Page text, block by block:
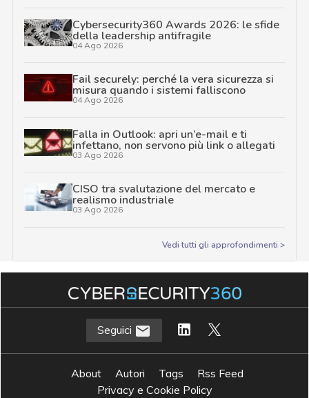
Cybersecurity360 Awards 2026: le sfide
della leadership antifragile
04 Ago 2026
Fail securely: perché la vera sicurezza si
misura quando i sistemi falliscono
04 Ago 2026
Falla in Outlook: apri un’e-mail e ti
infettano, non servono più link o allegati
03 Ago 2026
CISO tra svalutazione del mercato e
realismo industriale
03 Ago 2026
Vedi tutti gli approfondimenti >
Seguici
About Autori Tags
Rss Feed
Privacy e Cookie Policy